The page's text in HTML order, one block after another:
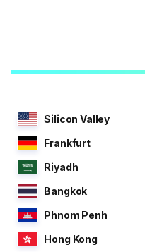
Silicon Valley
Frankfurt
Riyadh
Bangkok
Phnom Penh
Hong Kong